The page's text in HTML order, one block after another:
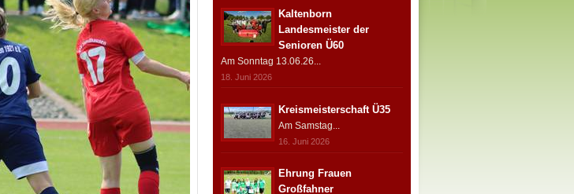
Kaltenborn
Landesmeister der
Senioren Ü60
Am Sonntag 13.06.26...
18. Juni 2026
Kreismeisterschaft Ü35
Am Samstag...
16. Juni 2026
Ehrung Frauen
Großfahner